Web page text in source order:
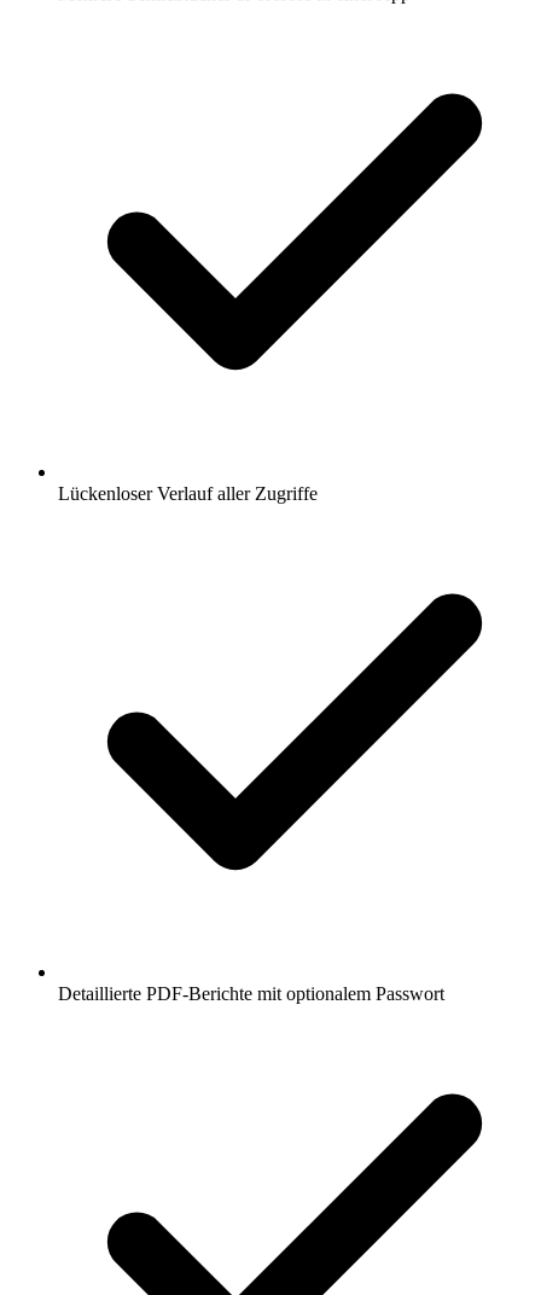
Lückenloser Verlauf aller Zugriffe
Detaillierte PDF-Berichte mit optionalem Passwort